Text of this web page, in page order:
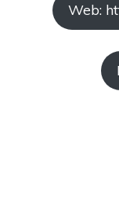
Web: